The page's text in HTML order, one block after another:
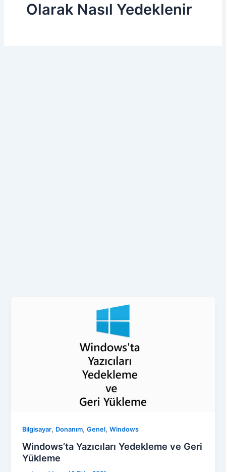
Olarak Nasıl Yedeklenir
Bilgisayar, Donanım,Genel,Windows
Windows’ta Yazıcıları Yedekleme ve Geri
Yükleme